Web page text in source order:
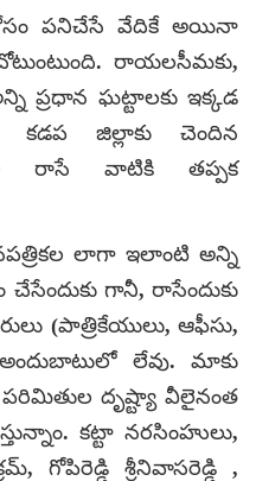
పనిచేసే వేదికే అయినా
రాయలసీమకు,
ప్రధాన ఘట్టాలకు ఇక్కడ
జిల్లాకు చెందిన
రాసే వాటికి తప్పక
లాగా ఇలాంటి అన్ని
గానీ, రాసేందుకు
(పాత్రికేయులు, ఆఫీసు,
అందుబాటులో లేవు. మాకు
దృష్ట్యా వీలైనంత
కట్టా నరసింహులు,
గోపిరెడ్డి శ్రీనివాసరెడ్డి ,